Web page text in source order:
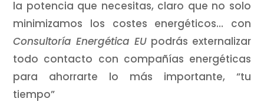
la potencia que necesitas, claro que no solo
minimizamos los costes energéticos… con
Consultoría Energética EU podrás externalizar
todo contacto con compañías energéticas
para ahorrarte lo más importante, “tu
tiempo”